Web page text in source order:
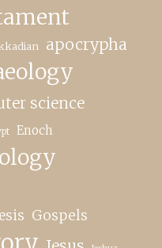
apocrypha
science
Enoch
Gospels